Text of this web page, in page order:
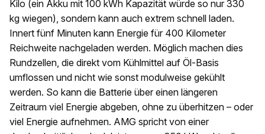
Kilo (ein Akku mit 100 kWh Kapazität würde so nur 330
kg wiegen), sondern kann auch extrem schnell laden.
Innert fünf Minuten kann Energie für 400 Kilometer
Reichweite nachgeladen werden. Möglich machen dies
Rundzellen, die direkt vom Kühlmittel auf Öl-Basis
umflossen und nicht wie sonst modulweise gekühlt
werden. So kann die Batterie über einen längeren
Zeitraum viel Energie abgeben, ohne zu überhitzen – oder
viel Energie aufnehmen. AMG spricht von einer